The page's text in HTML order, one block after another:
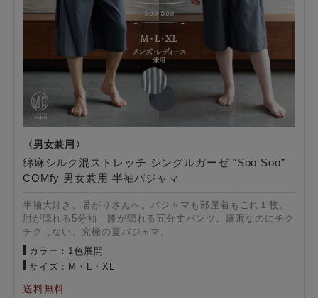
綿麻シルク混ストレッチ シングルガーゼ “Soo Soo”
COMfy 男女兼用 半袖パジャマ
半袖大好き、暑がりさんへ。パジャマも部屋着もこれ１枚。
肘が隠れる5分袖、膝が隠れる五分丈パンツ。麻混なのにチク
チクしない、究極の夏パジャマ。
カラー：1色展開
サイズ：M・L・XL